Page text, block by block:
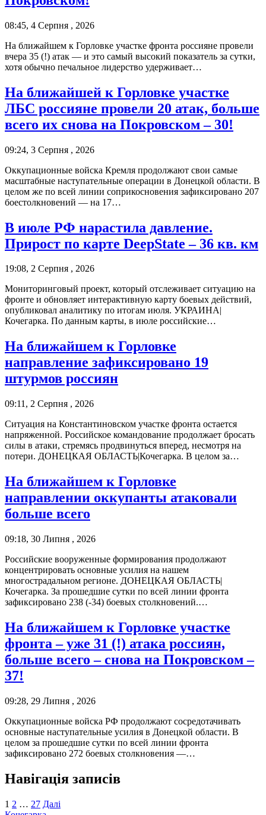
08:45, 4 Серпня , 2026
На ближайшем к Горловке участке фронта россияне провели
вчера 35 (!) атак — и это самый высокий показатель за сутки,
хотя обычно печальное лидерство удерживает…
На ближайшей к Горловке участке
ЛБС россияне провели 20 атак, больше
всего их снова на Покровском – 30!
09:24, 3 Серпня , 2026
Оккупационные войска Кремля продолжают свои самые
масштабные наступательные операции в Донецкой области. В
целом же по всей линии соприкосновения зафиксировано 207
боестолкновений — на 17…
В июле РФ нарастила давление.
Прирост по карте DeepState – 36 кв. км
19:08, 2 Серпня , 2026
Мониторинговый проект, который отслеживает ситуацию на
фронте и обновляет интерактивную карту боевых действий,
опубликовал аналитику по итогам июля. УКРАИНА|
Кочегарка. По данным карты, в июле российские…
На ближайшем к Горловке
направление зафиксировано 19
штурмов россиян
09:11, 2 Серпня , 2026
Ситуация на Константиновском участке фронта остается
напряженной. Российское командование продолжает бросать
силы в атаки, стремясь продвинуться вперед, несмотря на
потери. ДОНЕЦКАЯ ОБЛАСТЬ|Кочегарка. В целом за…
На ближайшем к Горловке
направлении оккупанты атаковали
больше всего
09:18, 30 Липня , 2026
Российские вооруженные формирования продолжают
концентрировать основные усилия на нашем
многострадальном регионе. ДОНЕЦКАЯ ОБЛАСТЬ|
Кочегарка. За прошедшие сутки по всей линии фронта
зафиксировано 238 (-34) боевых столкновений.…
На ближайшем к Горловке участке
фронта – уже 31 (!) атака россиян,
больше всего – снова на Покровском –
37!
09:28, 29 Липня , 2026
Оккупационные войска РФ продолжают сосредотачивать
основные наступательные усилия в Донецкой области. В
целом за прошедшие сутки по всей линии фронта
зафиксировано 272 боевых столкновения —…
Навігація записів
1 2 … 27 Далі